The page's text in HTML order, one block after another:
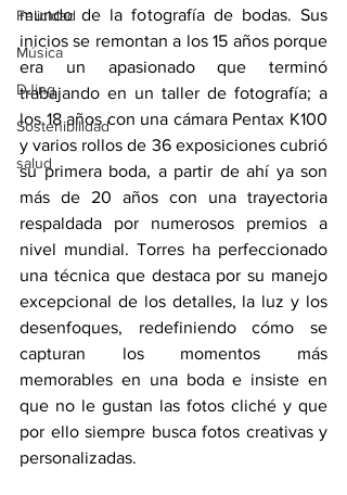
Felicidad
Música
DJing
Sostenibilidad
salud
mundo de la fotografía de bodas. Sus
inicios se remontan a los 15 años porque
era un apasionado que terminó
trabajando en un taller de fotografía; a
los 18 años con una cámara Pentax K100
y varios rollos de 36 exposiciones cubrió
su primera boda, a partir de ahí ya son
más de 20 años con una trayectoria
respaldada por numerosos premios a
nivel mundial. Torres ha perfeccionado
una técnica que destaca por su manejo
excepcional de los detalles, la luz y los
desenfoques, redefiniendo cómo se
capturan los momentos más
memorables en una boda e insiste en
que no le gustan las fotos cliché y que
por ello siempre busca fotos creativas y
personalizadas.